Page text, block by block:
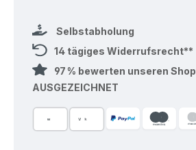
Selbstabholung
14 tägiges Widerrufsrecht**
97 % bewerten unseren Shop
AUSGEZEICHNET